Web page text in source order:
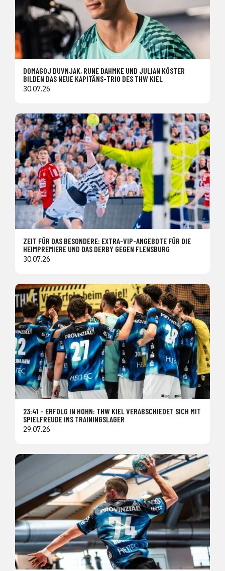
DOMAGOJ DUVNJAK, RUNE DAHMKE UND JULIAN KÖSTER
BILDEN DAS NEUE KAPITÄNS-TRIO DES THW KIEL
30.07.26
ZEIT FÜR DAS BESONDERE: EXTRA-VIP-ANGEBOTE FÜR DIE
HEIMPREMIERE UND DAS DERBY GEGEN FLENSBURG
30.07.26
23:41 – ERFOLG IN HOHN: THW KIEL VERABSCHIEDET SICH MIT
SPIELFREUDE INS TRAININGSLAGER
29.07.26